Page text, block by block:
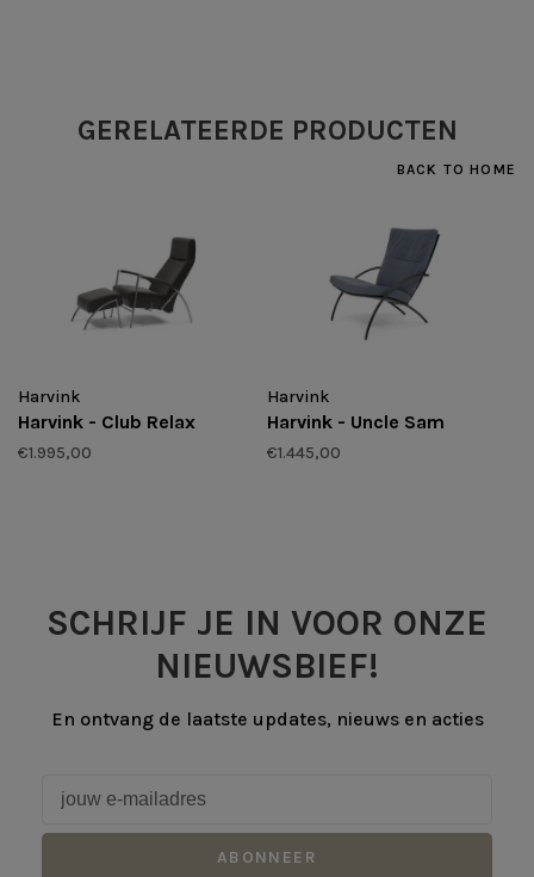
GERELATEERDE PRODUCTEN
BACK TO HOME
Harvink
Harvink - Club Relax
€1.995,00
Harvink
Harvink - Uncle Sam
€1.445,00
SCHRIJF JE IN VOOR ONZE
NIEUWSBIEF!
En ontvang de laatste updates, nieuws en acties
ABONNEER